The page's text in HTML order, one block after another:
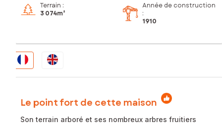
Terrain :
3 074m²
Année de construction
:
1910
Le point fort de cette maison
Son terrain arboré et ses nombreux arbres fruitiers